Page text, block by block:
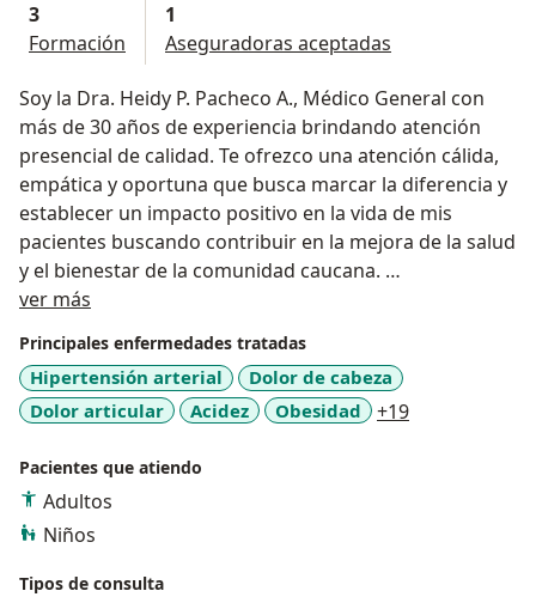
3
Formación
1
Aseguradoras aceptadas
Soy la Dra. Heidy P. Pacheco A., Médico General con
más de 30 años de experiencia brindando atención
presencial de calidad. Te ofrezco una atención cálida,
empática y oportuna que busca marcar la diferencia y
establecer un impacto positivo en la vida de mis
pacientes buscando contribuir en la mejora de la salud
y el bienestar de la comunidad caucana.
Mi consulta va dirigida a pacientes desde su
una médico de cabecera para toda tu familia.
ver más
Principales enfermedades tratadas
Hipertensión arterial
Dolor de cabeza
Dolor articular
Acidez Obesidad +19
Pacientes que atiendo
Adultos
Niños
Tipos de consulta